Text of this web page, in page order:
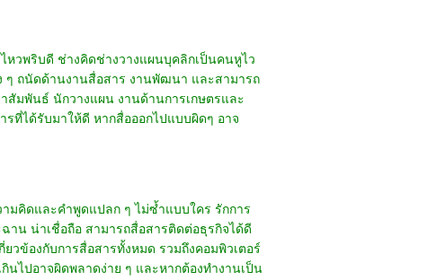
วพริบดี ช่างคิดช่างวางแผนบุคลิกเป็นคนหูไว
ๆ ถนัดด้านงานสื่อสาร งานพัฒนา และสามารถ
สัมพันธ์ นักวางแผน งานด้านการเกษตรและ
รที่ได้รับมาให้ดี หากสื่อออกไปแบบผิดๆ อาจ
มคิดและคำพูดแปลก ๆ ไม่ซ้ำแบบใคร รักการ
าน น่าเชื่อถือ สามารถสื่อสารติดต่อธุรกิจได้ดี
วข้องกับการสื่อสารทั้งหมด รวมถึงคอมพิวเตอร์
นไปอาจผิดพลาดง่าย ๆ และหากต้องทำงานเป็น